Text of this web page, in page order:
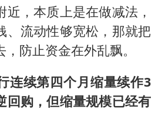
近，本质上是在做减法，
、流动性够宽松，那就把
防止资金在外乱飘。
连续第四个月缩量续作3
回购，但缩量规模已经有